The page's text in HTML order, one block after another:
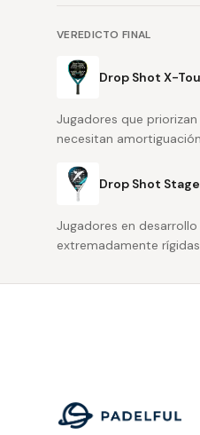
VEREDICTO FINAL
Drop Shot X-
Jugadores que
necesitan
Drop Shot Stage
Jugadores en
extremadamente